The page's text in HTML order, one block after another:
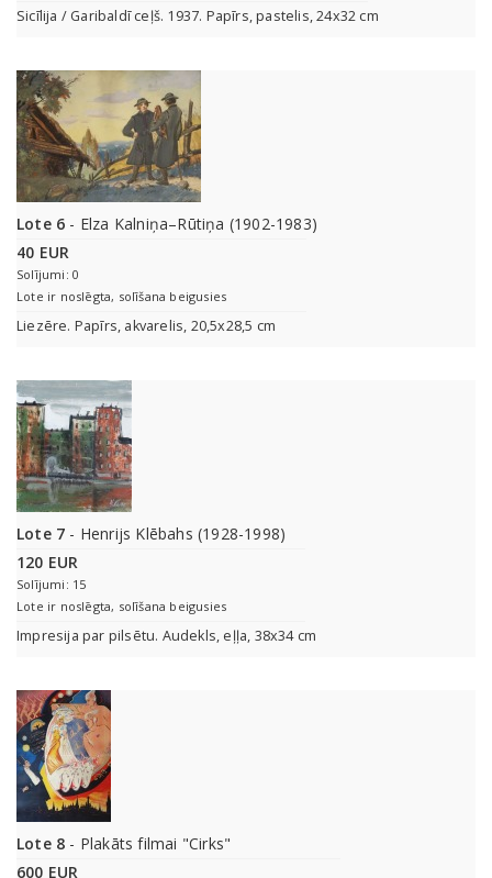
Sicīlija / Garibaldī ceļš. 1937. Papīrs, pastelis, 24x32 cm
Lote 6 - Elza Kalniņa–Rūtiņa (1902-1983)
40 EUR
Solījumi: 0
Lote ir noslēgta, solīšana beigusies
Liezēre. Papīrs, akvarelis, 20,5x28,5 cm
Lote 7 - Henrijs Klēbahs (1928-1998)
120 EUR
Solījumi: 15
Lote ir noslēgta, solīšana beigusies
Impresija par pilsētu. Audekls, eļļa, 38x34 cm
Lote 8 - Plakāts filmai "Cirks"
600 EUR